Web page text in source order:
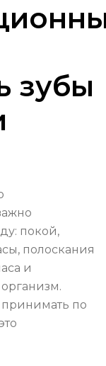
зубы
покой,
полоскания
и
по